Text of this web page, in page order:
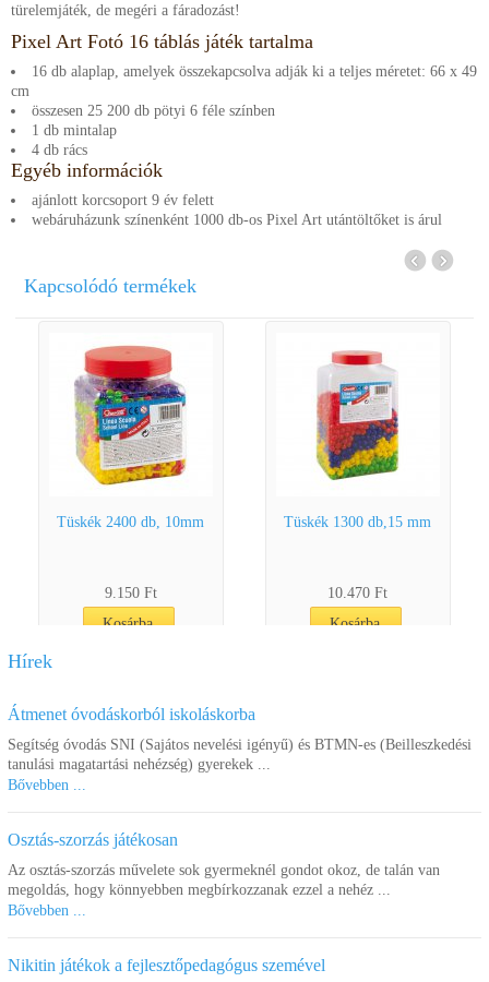
türelemjáték, de megéri a fáradozást!
Pixel Art Fotó 16 táblás játék tartalma
16 db alaplap, amelyek összekapcsolva adják ki a teljes méretet: 66 x 49
cm
összesen 25 200 db pötyi 6 féle színben
1 db mintalap
4 db rács
Egyéb információk
ajánlott korcsoport 9 év felett
webáruházunk színenként 1000 db-os Pixel Art utántöltőket is árul
Kapcsolódó termékek
Tüskék 2400 db, 10mm
9.150 Ft
Kosárba
Tüskék 1300 db,15 mm
10.470 Ft
Kosárba
Tüskék 750 db, 20 mm
Kosárba
Tüske 10,15,20 mm,
2700 db
Kosárba
Hírek
Átmenet óvodáskorból iskoláskorba
Segítség óvodás SNI (Sajátos nevelési igényű) és BTMN-es (Beilleszkedési
tanulási magatartási nehézség) gyerekek ...
Bővebben ...
Osztás-szorzás játékosan
Az osztás-szorzás művelete sok gyermeknél gondot okoz, de talán van
megoldás, hogy könnyebben megbírkozzanak ezzel a nehéz ...
Bővebben ...
Nikitin játékok a fejlesztőpedagógus szemével